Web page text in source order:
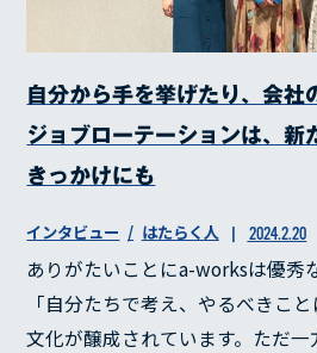
自分から手を挙げたり、会社
ジョブローテーションは、新
きっかけにも
インタビュー はたらく人 2024.2.20
ありがたいことにa-worksは優秀
「自分たちで考え、やるべきこ
文化が醸成されています。ただ